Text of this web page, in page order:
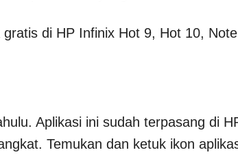
di HP Infinix Hot 9, Hot 10, Note
Aplikasi ini sudah terpasang di
Temukan dan ketuk ikon